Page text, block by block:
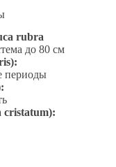
rubra
до 80 см
периоды